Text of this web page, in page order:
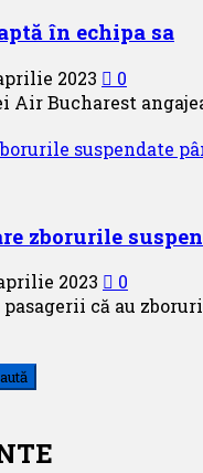
în echipa sa
2023
0
Air Bucharest
suspendate
zborurile
2023
0
că au